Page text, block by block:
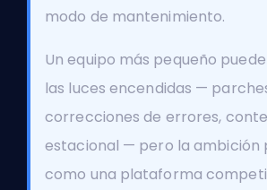
modo de mantenimiento.
Un equipo más pequeño
las luces encendidas —
correcciones de errores,
estacional — pero la ambición
como una plataforma